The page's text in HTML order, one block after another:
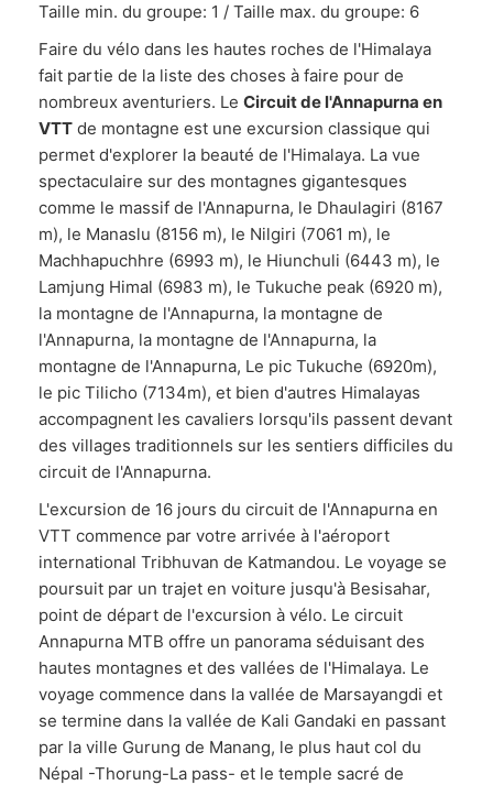
Taille min. du groupe: 1 / Taille max. du groupe: 6
Faire du vélo dans les hautes roches de l'Himalaya
fait partie de la liste des choses à faire pour de
nombreux aventuriers. Le Circuit de l'Annapurna en
VTT de montagne est une excursion classique qui
permet d'explorer la beauté de l'Himalaya. La vue
spectaculaire sur des montagnes gigantesques
comme le massif de l'Annapurna, le Dhaulagiri (8167
m), le Manaslu (8156 m), le Nilgiri (7061 m), le
Machhapuchhre (6993 m), le Hiunchuli (6443 m), le
Lamjung Himal (6983 m), le Tukuche peak (6920 m),
la montagne de l'Annapurna, la montagne de
l'Annapurna, la montagne de l'Annapurna, la
montagne de l'Annapurna, Le pic Tukuche (6920m),
le pic Tilicho (7134m), et bien d'autres Himalayas
accompagnent les cavaliers lorsqu'ils passent devant
des villages traditionnels sur les sentiers difficiles du
circuit de l'Annapurna.
L'excursion de 16 jours du circuit de l'Annapurna en
VTT commence par votre arrivée à l'aéroport
international Tribhuvan de Katmandou. Le voyage se
poursuit par un trajet en voiture jusqu'à Besisahar,
point de départ de l'excursion à vélo. Le circuit
Annapurna MTB offre un panorama séduisant des
hautes montagnes et des vallées de l'Himalaya. Le
voyage commence dans la vallée de Marsayangdi et
se termine dans la vallée de Kali Gandaki en passant
par la ville Gurung de Manang, le plus haut col du
Népal -Thorung-La pass- et le temple sacré de